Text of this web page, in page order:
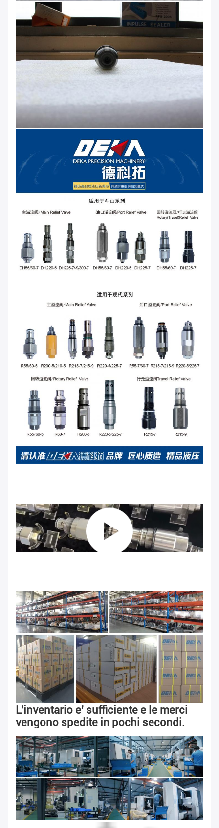
L'inventario e' sufficiente e le merci
vengono spedite in pochi secondi.